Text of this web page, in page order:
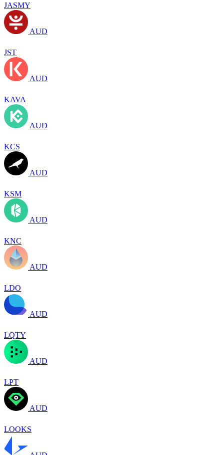
JASMY
AUD
JST
AUD
KAVA
AUD
KCS
AUD
KSM
AUD
KNC
AUD
LDO
AUD
LQTY
AUD
LPT
AUD
LOOKS